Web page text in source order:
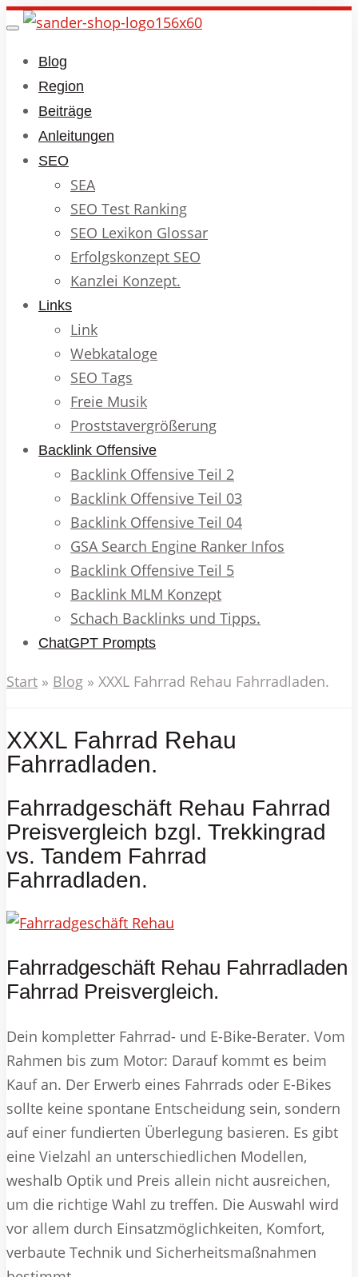
Skip
main
content
Toggle
Blog
Region
Beiträge
Anleitungen
SEO
SEA
SEO Test Ranking
SEO Lexikon Glossar
Erfolgskonzept SEO
Kanzlei Konzept.
Links
Link
Webkataloge
SEO Tags
Freie Musik
Proststavergrößerung
Backlink Offensive
Backlink Offensive Teil 2
Backlink Offensive Teil 03
Backlink Offensive Teil 04
GSA Search Engine Ranker Infos
Backlink Offensive Teil 5
Backlink MLM Konzept
Schach Backlinks und Tipps.
ChatGPT Prompts
Start » Blog » XXXL Fahrrad Rehau Fahrradladen.
XXXL Fahrrad Rehau
Fahrradladen.
Fahrradgeschäft Rehau Fahrrad
Preisvergleich bzgl. Trekkingrad
vs. Tandem Fahrrad
Fahrradladen.
Fahrradgeschäft Rehau Fahrradladen
Fahrrad Preisvergleich.
Dein kompletter Fahrrad- und E-Bike-Berater. Vom
Rahmen bis zum Motor: Darauf kommt es beim
Kauf an. Der Erwerb eines Fahrrads oder E-Bikes
sollte keine spontane Entscheidung sein, sondern
auf einer fundierten Überlegung basieren. Es gibt
eine Vielzahl an unterschiedlichen Modellen,
weshalb Optik und Preis allein nicht ausreichen,
um die richtige Wahl zu treffen. Die Auswahl wird
vor allem durch Einsatzmöglichkeiten, Komfort,
verbaute Technik und Sicherheitsmaßnahmen